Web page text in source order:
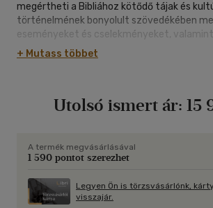
megértheti a Bibliához kötődő tájak és
történelmének bonyolult szövedékében
eseményeket és cselekményeket,
kori politikai viszonyrendszerét.
Ez a mind méreteiben, mind dimenzióiban
bibliai tájakról. Több mint 650 színes fotót
kutatási eredményeken alapuló térképpel
teljesebbé. Ezek segítségével valósággal
méltó tisztelgés a Biblia nagysága és
szerte a világon megbecsült darabja lehet a
+ Mutass többet
Utolsó ismert ár: 15
A termék megvásárlásával
1 590 pontot szerezhet
Legyen Ön is törzsvásárlónk,
visszajár.